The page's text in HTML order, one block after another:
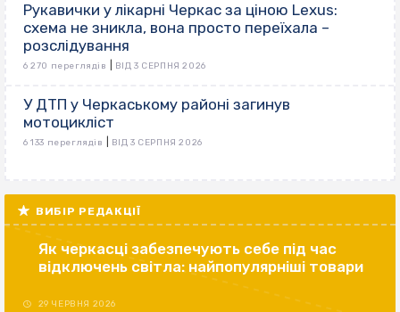
Рукавички у лікарні Черкас за ціною Lexus:
схема не зникла, вона просто переїхала –
розслідування
6 270 переглядів ВІД 3 СЕРПНЯ 2026
У ДТП у Черкаському районі загинув
мотоцикліст
6 133 переглядів ВІД 3 СЕРПНЯ 2026
ВИБІР РЕДАКЦІЇ
Як черкасці забезпечують себе під час
відключень світла: найпопулярніші товари
29 ЧЕРВНЯ 2026